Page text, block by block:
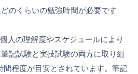
のくらいの勉強時間が必要です
人の理解度やスケジュールにより
記試験と実技試験の両方に取り組
間程度が目安とされています。筆記